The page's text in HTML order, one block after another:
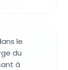
le
du
à